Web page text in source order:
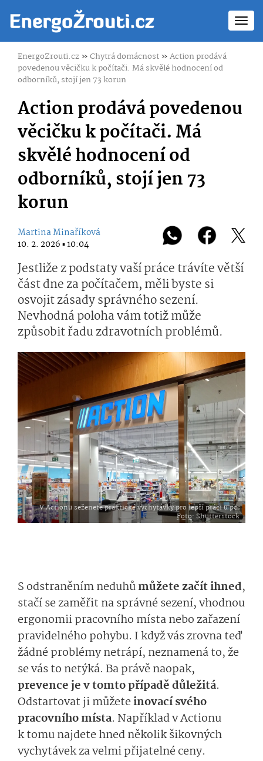
EnergoZrouti.cz»Chytrá domácnost»Action prodává
povedenou věcičku k počítači. Má skvělé hodnocení od
odborníků, stojí jen 73 korun
Action prodává povedenou
věcičku k počítači. Má
skvělé hodnocení od
odborníků, stojí jen 73
korun
Martina Minaříková
10. 2. 2026 ▪ 10:04
Jestliže z podstaty vaší práce trávíte větší
část dne za počítačem, měli byste si
osvojit zásady správného sezení.
Nevhodná poloha vám totiž může
způsobit řadu zdravotních problémů.
V Actionu seženete praktické vychytávky pro lepší práci u pc.
Foto: Shutterstock
S odstraněním neduhůmůžete začít ihned,
stačí se zaměřit na správné sezení, vhodnou
ergonomii pracovního místa nebo zařazení
pravidelného pohybu. I když vás zrovna teď
žádné problémy netrápí, neznamená to, že
se vás to netýká. Ba právě naopak,
prevence je v tomto případě důležitá.
Odstartovat ji můžeteinovací svého
pracovního místa. Například v Actionu
k tomu najdete hned několik šikovných
vychytávek za velmi přijatelné ceny.